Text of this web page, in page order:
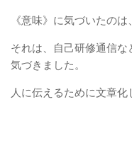
《意味》に気づいたのは
それは、自己研修通信
気づきました。
人に伝えるために文章化